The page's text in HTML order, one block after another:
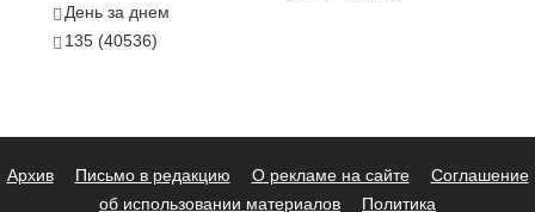
День за днем
135 (40536)
Архив Письмо в редакцию О рекламе на сайте
Соглашение
об использовании материалов
Политика